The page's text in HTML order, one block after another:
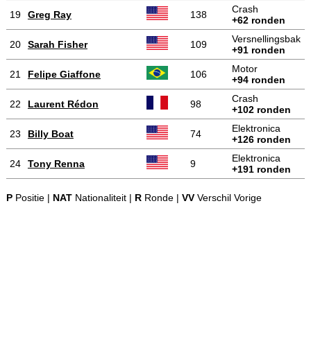
19 Greg Ray 138
Crash
+62 ronden
20 Sarah Fisher 109
Versnellingsbak
+91 ronden
21 Felipe Giaffone 106
Motor
+94 ronden
22 Laurent Rédon 98
Crash
+102 ronden
23 Billy Boat 74
Elektronica
+126 ronden
24 Tony Renna 9
Elektronica
+191 ronden
PPositie | NATNationaliteit | RRonde | VVVerschil Vorige